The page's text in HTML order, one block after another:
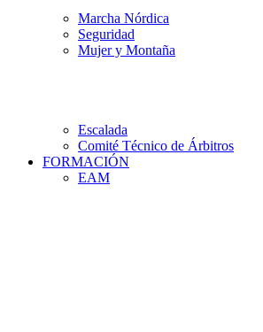
Marcha Nórdica
Seguridad
Mujer y Montaña
Escalada
Comité Técnico de Árbitros
FORMACIÓN
EAM